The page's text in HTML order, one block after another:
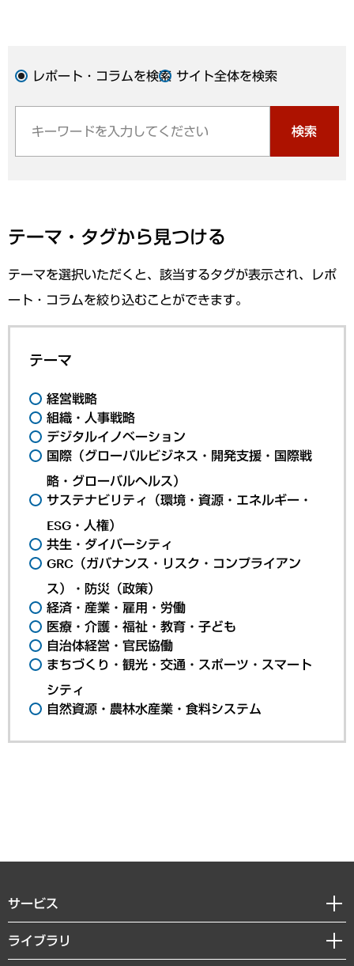
レポート・コラムを検索 サイト全体を検索
検索
テーマ・タグから見つける
テーマを選択いただくと、該当するタグが表示され、レポ
ート・コラムを絞り込むことができます。
テーマ
経営戦略
組織・人事戦略
デジタルイノベーション
国際（グローバルビジネス・開発支援・国際戦
略・グローバルヘルス）
サステナビリティ（環境・資源・エネルギー・
ESG・人権）
共生・ダイバーシティ
GRC（ガバナンス・リスク・コンプライアン
ス）・防災（政策）
経済・産業・雇用・労働
医療・介護・福祉・教育・子ども
自治体経営・官民協働
まちづくり・観光・交通・スポーツ・スマート
シティ
自然資源・農林水産業・食料システム
サービス
経営戦略
組織・人事戦略
ライブラリ